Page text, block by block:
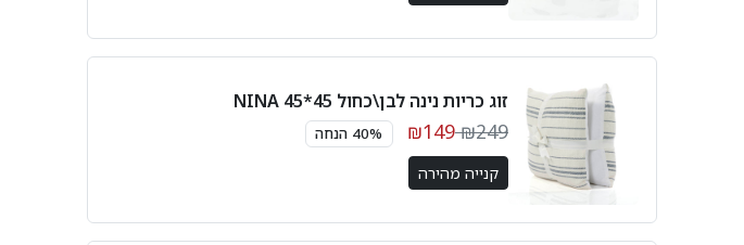
זוג כריות נינה לבן\כחול 45*45 NINA
₪249
₪149 40% הנחה
קנייה מהירה